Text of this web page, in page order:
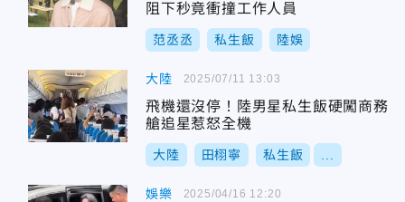
阻下秒竟衝撞工作人員
范丞丞 私生飯 陸娛
大陸
飛機還沒停！陸男星私生飯硬闖商務
艙追星惹怒全機
大陸 田栩寧 私生飯
2025/07/11 13:03
娛樂 2025/04/16 12:20